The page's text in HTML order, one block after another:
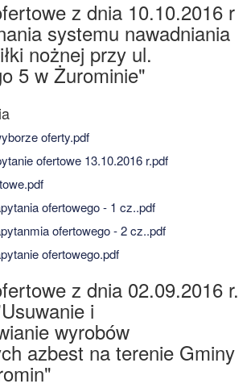
z dnia 10.10.2016 r
systemu nawadniania
nożnej przy ul.
5 w Żurominie"
oferty.pdf
ofertowe 13.10.2016 r.pdf
ofertowego - 1 cz..pdf
ofertowego - 2 cz..pdf
ofertowego.pdf
z dnia 02.09.2016 r.
i
wyrobów
azbest na terenie Gminy